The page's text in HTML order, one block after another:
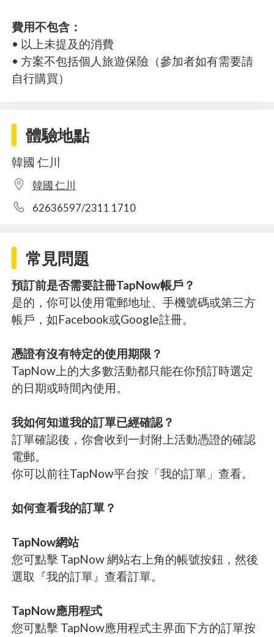
費用不包含：
• 以上未提及的消費
• 方案不包括個人旅遊保險（參加者如有需要請
自行購買）
體驗地點
韓國 仁川
韓國 仁川
62636597/2311 1710
常見問題
預訂前是否需要註冊TapNow帳戶？
是的，你可以使用電郵地址、手機號碼或第三方
帳戶，如Facebook或Google註冊。
憑證有沒有特定的使用期限？
TapNow上的大多數活動都只能在你預訂時選定
的日期或時間內使用。
我如何知道我的訂單已經確認？
訂單確認後，你會收到一封附上活動憑證的確認
電郵。
你可以前往TapNow平台按「我的訂單」查看。
如何查看我的訂單？
TapNow網站
您可點擊 TapNow 網站右上角的帳號按鈕，然後
選取『我的訂單』查看訂單。
TapNow應用程式
您可點擊 TapNow應用程式主界面下方的訂單按